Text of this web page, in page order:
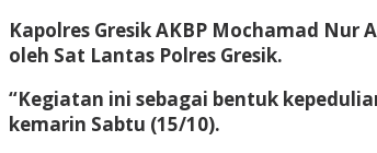
Kapolres Gresik AKBP Mochamad
oleh Sat Lantas Polres Gresik.
“Kegiatan ini sebagai bentuk
kemarin Sabtu (15/10).